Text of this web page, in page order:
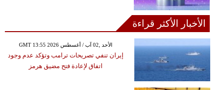
الأخبار الأكثر قراءة
GMT 13:55 2026 الأحد ,02 آب / أغسطس
إيران تنفي تصريحات ترامب وتؤكد عدم وجود
اتفاق لإعادة فتح مضيق هرمز